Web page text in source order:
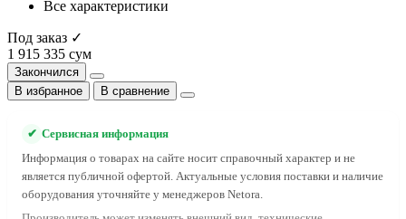
Все характеристики
Под заказ ✓
1 915 335 сум
Закончился
В избранное
В сравнение
✔ Сервисная информация
Информация о товарах на сайте носит справочный характер и не
является публичной офертой. Актуальные условия поставки и наличие
оборудования уточняйте у менеджеров Netora.